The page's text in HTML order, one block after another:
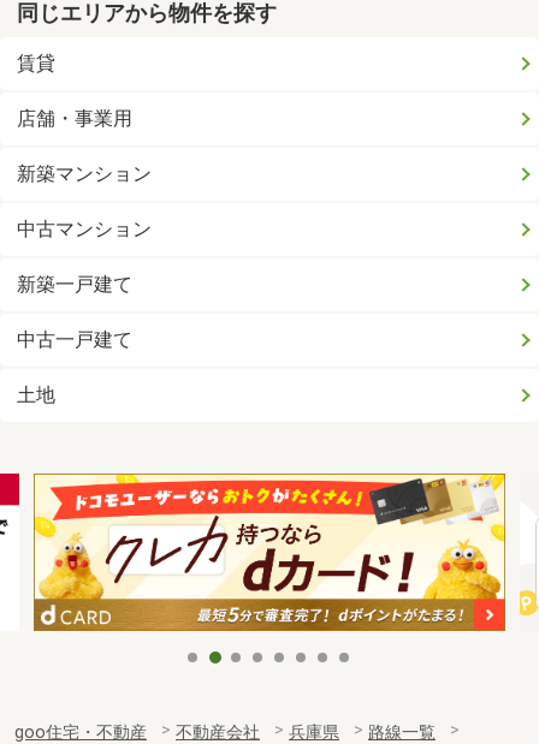
同じエリアから物件を探す
賃貸
店舗・事業用
新築マンション
中古マンション
新築一戸建て
中古一戸建て
土地
goo住宅・不動産 不動産会社 兵庫県
路線一覧